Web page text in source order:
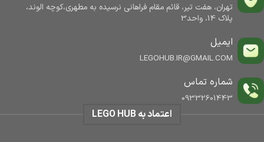
تهران، هفت تیر، قائم مقام فراهانی نرسیده به مطهری،کوچه الوند،
پلاک 14، واحد3
ایمیل
LEGOHUB.IR@GMAIL.COM
شماره تماس
09332601443
اعتماد به LEGO HUB